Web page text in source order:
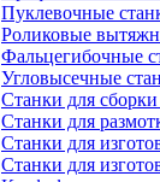
Пуклевочные
Роликовые
Фальцегибочные
Угловысечные
Станки для сборки
Станки для
Станки для
Станки для